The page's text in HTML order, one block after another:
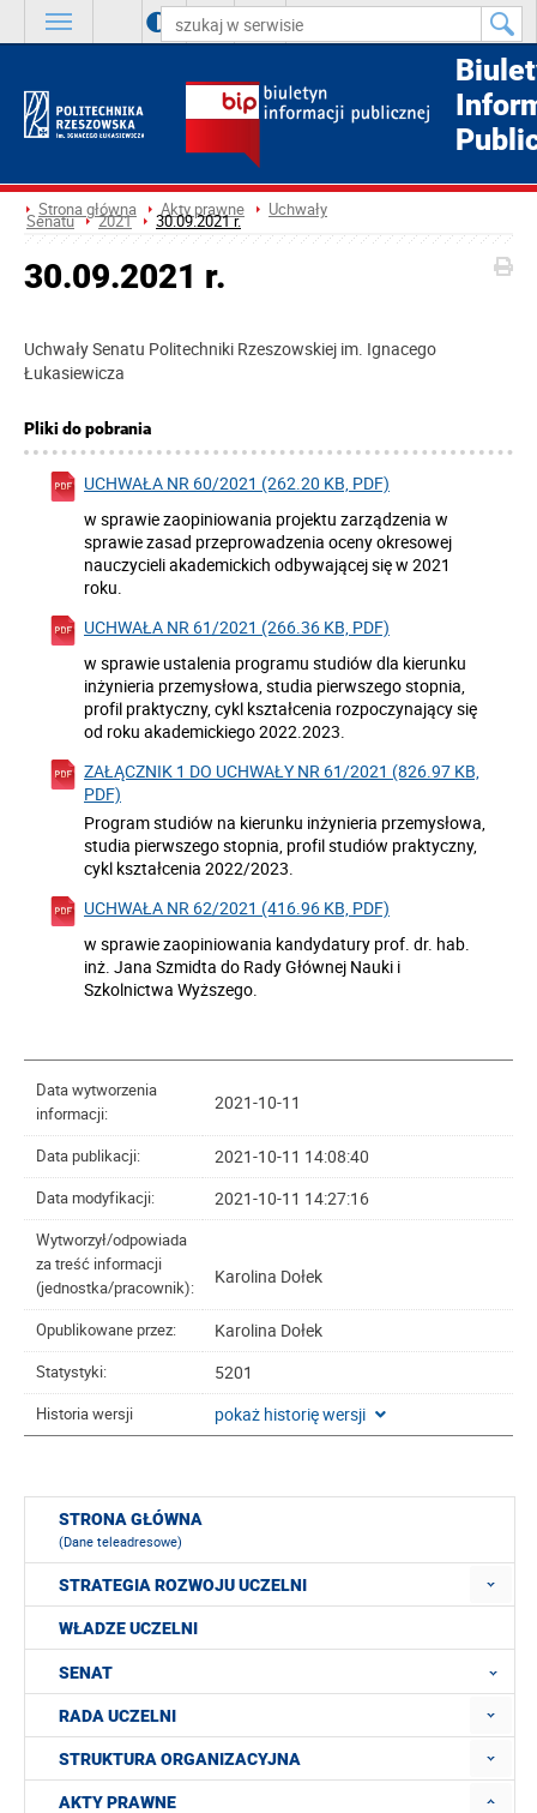
A A A
Strona główna Akty prawne Uchwały
Senatu 2021 30.09.2021 r.
30.09.2021 r.
Uchwały Senatu Politechniki Rzeszowskiej im. Ignacego
Łukasiewicza
Pliki do pobrania
UCHWAŁA NR 60/2021 (262.20 KB, PDF)
w sprawie zaopiniowania projektu zarządzenia w
sprawie zasad przeprowadzenia oceny okresowej
nauczycieli akademickich odbywającej się w 2021
roku.
UCHWAŁA NR 61/2021 (266.36 KB, PDF)
w sprawie ustalenia programu studiów dla kierunku
inżynieria przemysłowa, studia pierwszego stopnia,
profil praktyczny, cykl kształcenia rozpoczynający się
od roku akademickiego 2022.2023.
ZAŁĄCZNIK 1 DO UCHWAŁY NR 61/2021 (826.97 KB,
PDF)
Program studiów na kierunku inżynieria przemysłowa,
studia pierwszego stopnia, profil studiów praktyczny,
cykl kształcenia 2022/2023.
UCHWAŁA NR 62/2021 (416.96 KB, PDF)
w sprawie zaopiniowania kandydatury prof. dr. hab.
inż. Jana Szmidta do Rady Głównej Nauki i
Szkolnictwa Wyższego.
Data wytworzenia
informacji:
2021-10-11
Data publikacji: 2021-10-11 14:08:40
Data modyfikacji: 2021-10-11 14:27:16
Wytworzył/odpowiada
za treść informacji
(jednostka/pracownik):
Karolina Dołek
Opublikowane przez: Karolina Dołek
Statystyki: 5201
Historia wersji pokaż historię wersji
STRONA GŁÓWNA
(Dane teleadresowe)
STRATEGIA ROZWOJU UCZELNI
WŁADZE UCZELNI
SENAT
RADA UCZELNI
STRUKTURA ORGANIZACYJNA
AKTY PRAWNE